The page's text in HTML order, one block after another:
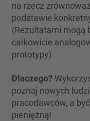
na rzecz
podstawie
(Rezultatami mogą
całkowicie
prototypy)
Dlaczego?
poznaj nowych
pracodawców, a
pieniężną!